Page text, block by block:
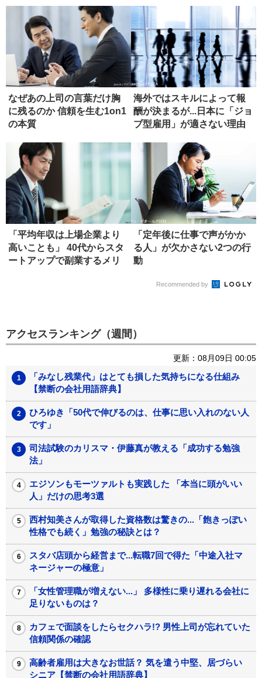
なぜあの上司の言葉だけ胸
に残るのか 信頼を生む1on1
の本質
海外ではスキルによって報
酬が決まるが...日本に「ジョ
ブ型雇用」が適さない理由
「平均年収は上場企業より
高いことも」 40代からスタ
ートアップで副業するメリ
「定年後に仕事で声がかか
る人」が欠かさない2つの行
動
Recommended by
アクセスランキング（週間）
更新：08月09日 00:05
「みなし残業代」はとても損した気持ちになる仕組み
【禁断の会社用語辞典】
ひろゆき「50代で伸びるのは、仕事に思い入れのない人
です」
司法試験のカリスマ・伊藤真が教える「成功する勉強
法」
エジソンもモーツァルトも実践した 「本当に頭がいい
人」だけの思考3選
西村知美さんが取得した資格数は驚きの...「飽きっぽい
性格でも続く」勉強の秘訣とは？
スタバ店頭から経営まで...転職7回で得た「中途入社マ
ネージャーの極意」
「女性管理職が増えない...」 多様性に乗り遅れる会社に
足りないものは？
カフェで面談をしたらセクハラ!? 男性上司が忘れていた
信頼関係の確認
高齢者雇用は大きなお世話？ 気を遣う中堅、居づらい
シニア【禁断の会社用語辞典】